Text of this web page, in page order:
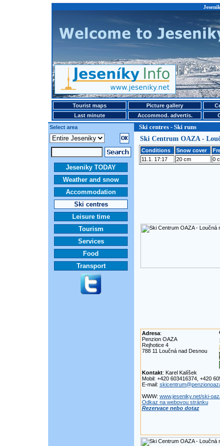
Tourist maps Picture gallery
Last minute
Accommod. advertis.
Select area
Ski centres - Ski runs
Jeseniky TODAY
Weather and snow
Accommodation
Ski centres
Leisure time
Tourism
Services
Food
Transport
Ski Centrum OAZA -
Conditions Snow cover
11.1. 17:17
20 cm 0
Adresa:
Penzion OAZA
Rejhotice 4
788 11 Loučná nad Desnou
Kontakt: Karel Kalíšek
Mobil: +420 603416374, +420
E-mail:
WWW: www.jeseniky.net/ski-
Odkaz na webovou stránku
Rezervace nebo dotaz